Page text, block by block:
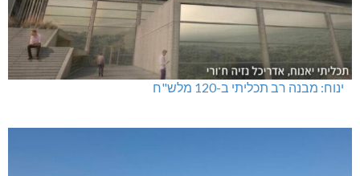
ינוח: מבנה רב תכליתי ב-120 מלש"ח